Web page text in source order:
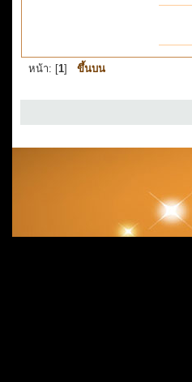
หน้า: [1] ขึ้นบน